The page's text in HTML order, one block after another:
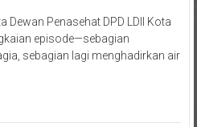
Dewan Penasehat DPD LDII Kota
episode—sebagian
sebagian lagi menghadirkan air